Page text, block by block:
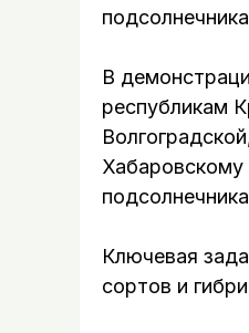
В
республикам
Ключевая
сортов и